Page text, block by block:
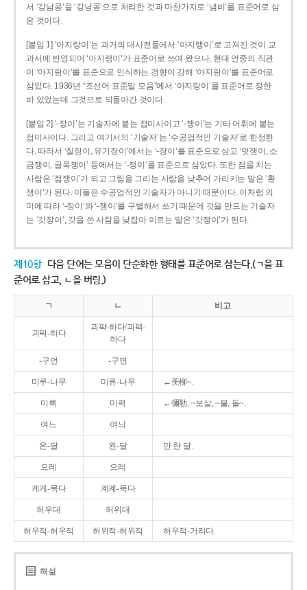
서 ‘강남콩’을 ‘강낭콩’으로 처리한 것과 마찬가지로 ‘냄비’를 표준어로 삼
은 것이다.
[붙임 1] ‘아지랑이’는 과거의 대사전들에서 ‘아지랭이’로 고쳐진 것이 교
과서에 반영되어 ‘아지랭이’가 표준어로 쓰여 왔으나, 현대 언중의 직관
이 ‘아지랑이’를 표준으로 인식하는 경향이 강해 ‘아지랑이’를 표준어로
삼았다. 1936년 “조선어 표준말 모음”에서 ‘아지랑이’를 표준어로 정한
바 있었는데 그것으로 되돌아간 것이다.
[붙임 2] ‘-장이’는 기술자에 붙는 접미사이고 ‘-쟁이’는 기타 어휘에 붙는
접미사이다. 그리고 여기서의 ‘기술자’는 ‘수공업적인 기술자’로 한정한
다. 따라서 ‘칠장이, 유기장이’에서는 ‘-장이’를 표준으로 삼고 ‘멋쟁이, 소
금쟁이, 골목쟁이’ 등에서는 ‘-쟁이’를 표준으로 삼았다. 또한 점을 치는
사람은 ‘점쟁이’가 되고 그림을 그리는 사람을 낮추어 가리키는 말은 ‘환
쟁이’가 된다. 이들은 수공업적인 기술자가 아니기 때문이다. 이처럼 의
미에 따라 ‘-장이’와 ‘-쟁이’를 구별해서 쓰기 때문에 갓을 만드는 기술자
는 ‘갓장이’, 갓을 쓴 사람을 낮잡아 이르는 말은 ‘갓쟁이’가 된다.
제10항 다음 단어는 모음이 단순화한 형태를 표준어로 삼는다.(ㄱ을 표
준어로 삼고, ㄴ을 버림.)
ㄱ ㄴ 비고
괴팍-하다
괴퍅-하다/괴팩-
하다
-구먼 -구면
미루-나무 미류-나무 ←美柳~.
미륵 미력 ←彌勒. ~보살, ~불, 돌~.
여느 여늬
온-달 왼-달 만 한 달.
으레 으례
케케-묵다 켸켸-묵다
허우대 허위대
허우적-허우적 허위적-허위적 허우적-거리다.
해설